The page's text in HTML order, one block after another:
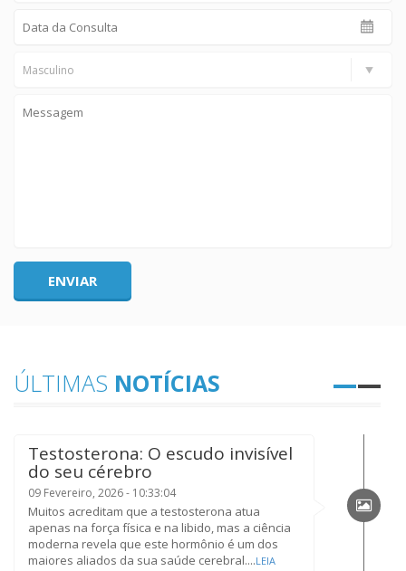
Masculino
ÚLTIMAS NOTÍCIAS
Testosterona: O escudo invisível
do seu cérebro
09 Fevereiro, 2026 - 10:33:04
Muitos acreditam que a testosterona atua
apenas na força física e na libido, mas a ciência
moderna revela que este hormônio é um dos
maiores aliados da sua saúde cerebral....LEIA